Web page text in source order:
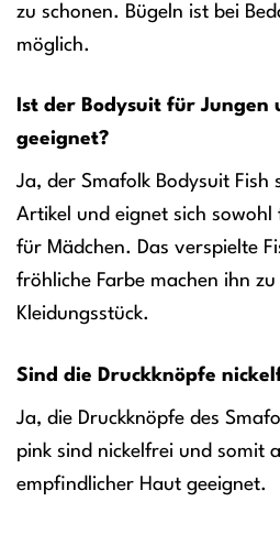
zu schonen. Bügeln ist bei
möglich.
Ist der Bodysuit für Jungen
geeignet?
Ja, der Smafolk Bodysuit Fish
Artikel und eignet sich sowohl
für Mädchen. Das verspielte
fröhliche Farbe machen ihn
Kleidungsstück.
Sind die Druckknöpfe
Ja, die Druckknöpfe des
pink sind nickelfrei und somit
empfindlicher Haut geeignet.